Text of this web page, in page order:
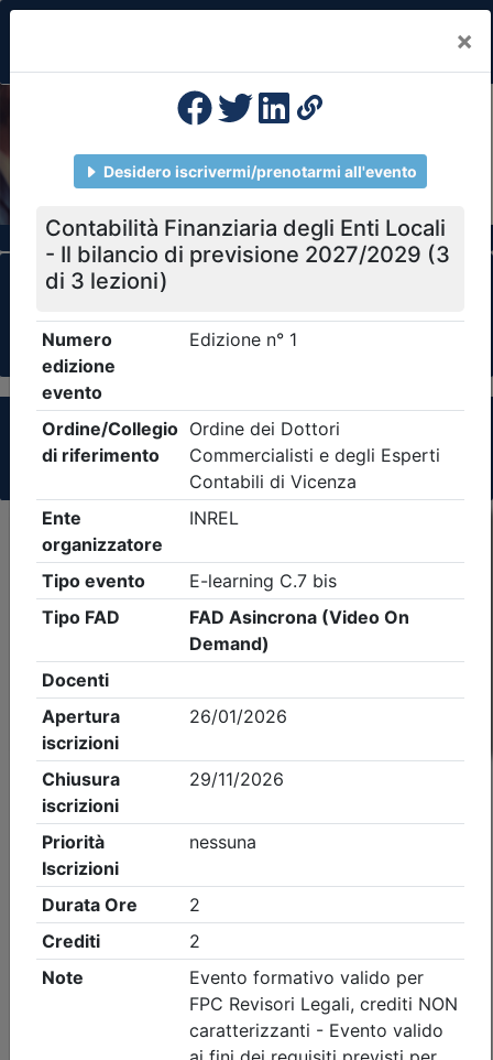
×
Previous
Formazione Professionale Continua
Il portale della formazione per Ordini e
Collegi Professionali
Clicca qui - espandi la sezione dei filtri ricerca
eventi
Criteri di ricerca applicati:
- Tipo Ordine/collegio:Dott. Comm. E.C. - Ordine:
- Eventi in programma dal
Dettagli evento
Gratuito